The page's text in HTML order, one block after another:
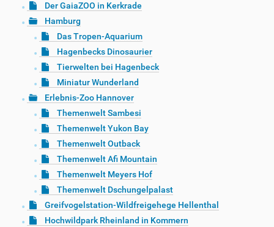
Der GaiaZOO in Kerkrade
Hamburg
Das Tropen-Aquarium
Hagenbecks Dinosaurier
Tierwelten bei Hagenbeck
Miniatur Wunderland
Erlebnis-Zoo Hannover
Themenwelt Sambesi
Themenwelt Yukon Bay
Themenwelt Outback
Themenwelt Afi Mountain
Themenwelt Meyers Hof
Themenwelt Dschungelpalast
Greifvogelstation-Wildfreigehege Hellenthal
Hochwildpark Rheinland in Kommern